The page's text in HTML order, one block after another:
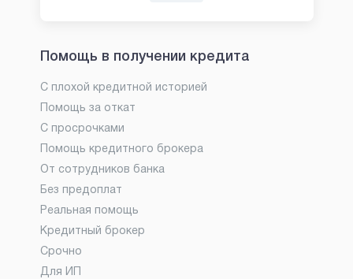
Помощь в получении кредита
С плохой кредитной историей
Помощь за откат
С просрочками
Помощь кредитного брокера
От сотрудников банка
Без предоплат
Реальная помощь
Кредитный брокер
Срочно
Для ИП